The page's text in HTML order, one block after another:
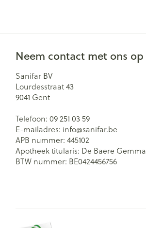
Neem contact met ons op
Sanifar BV
Lourdesstraat 43
9041 Gent
Telefoon: 09 251 03 59
E-mailadres: info@sanifar.be
APB nummer: 445102
Apotheek titularis: De Baere Gemma
BTW nummer: BE0424456756